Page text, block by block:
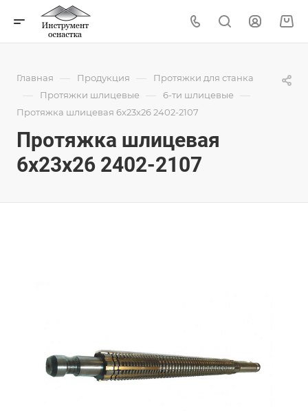
Главная — Продукция — Протяжки для станка
— Протяжки шлицевые — 6-ти шлицевые —
Протяжка шлицевая 6x23x26 2402-2107
Протяжка шлицевая
6x23x26 2402-2107